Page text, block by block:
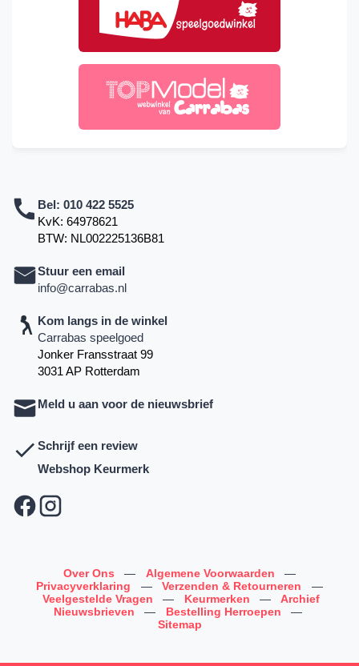
Bel: 010 422 5525
KvK: 64978621
BTW: NL002225136B81
Stuur een email
info@carrabas.nl
Kom langs in de winkel
Carrabas speelgoed
Jonker Fransstraat 99
3031 AP Rotterdam
Meld u aan voor de nieuwsbrief
Schrijf een review
Webshop Keurmerk
Over Ons — Algemene Voorwaarden
—
Privacyverklaring
— Verzenden & Retourneren
—
Veelgestelde Vragen
— Keurmerken —
Archief
Nieuwsbrieven
— Bestelling Herroepen
—
Sitemap